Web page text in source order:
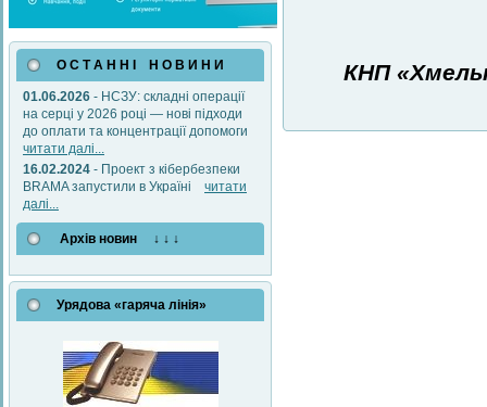
О С Т А Н Н І Н О В И Н И
01.06.2026 - НСЗУ: складні операції
на серці у 2026 році — нові підходи
до оплати та концентрації допомоги
читати далі...
16.02.2024 - Проект з кібербезпеки
BRAMA запустили в Україні читати
далі...
Архів новин ↓ ↓ ↓
Урядова «гаряча лінія»
КНП